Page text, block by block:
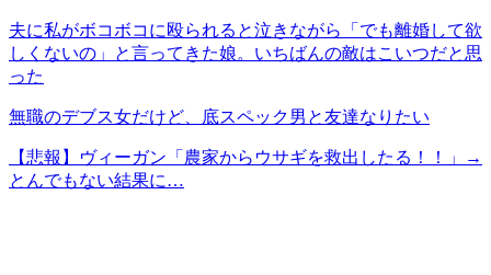
夫に私がボコボコに殴られると泣きながら「でも離婚して欲
しくないの」と言ってきた娘。いちばんの敵はこいつだと思
った
無職のデブス女だけど、底スペック男と友達なりたい
【悲報】ヴィーガン「農家からウサギを救出したる！！」→
とんでもない結果に…